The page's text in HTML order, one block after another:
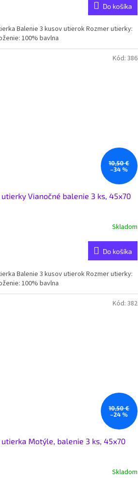
Do košíka
Balenie 3 kusov utierok Rozmer utierky:
100% bavlna
10,50 €
–34 %
utierky Vianočné balenie 3 ks, 45x70
Skladom
Do košíka
Balenie 3 kusov utierok Rozmer utierky:
100% bavlna
Kód: 386
10,50 €
–24 %
utierka Motýle, balenie 3 ks, 45x70
Skladom
Kód: 382